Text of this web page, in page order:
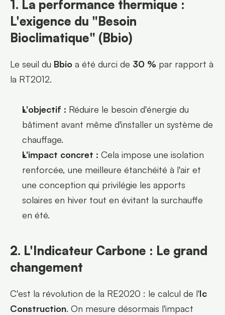
1. La performance thermique :
L'exigence du "Besoin
Bioclimatique" (Bbio)
Le seuil du Bbio a été durci de 30 % par rapport à
la RT2012.
L'objectif : Réduire le besoin d'énergie du
bâtiment avant même d'installer un système de
chauffage.
L'impact concret : Cela impose une isolation
renforcée, une meilleure étanchéité à l'air et
une conception qui privilégie les apports
solaires en hiver tout en évitant la surchauffe
en été.
2. L'Indicateur Carbone : Le grand
changement
C'est la révolution de la RE2020 : le calcul de l'Ic
Construction. On mesure désormais l'impact